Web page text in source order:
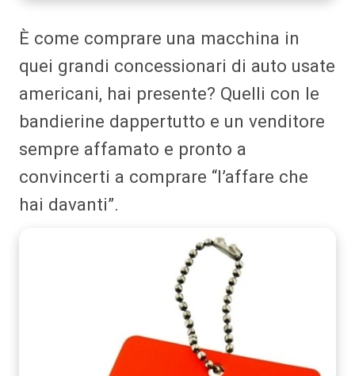
È come comprare una macchina in
quei grandi concessionari di auto usate
americani, hai presente? Quelli con le
bandierine dappertutto e un venditore
sempre affamato e pronto a
convincerti a comprare “l’affare che
hai davanti”.